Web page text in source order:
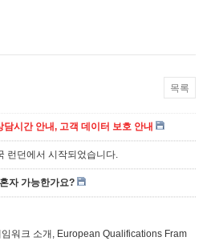
목록
시간 안내, 고객 데이터 보호 안내
런던에서 시작되었습니다.
자 가능한가요?
워크 소개, European Qualifications Fram